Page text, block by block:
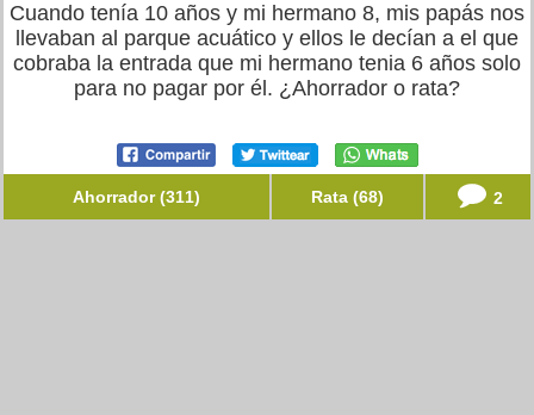
Cuando tenía 10 años y mi hermano 8, mis papás nos
llevaban al parque acuático y ellos le decían a el que
cobraba la entrada que mi hermano tenia 6 años solo
para no pagar por él. ¿Ahorrador o rata?
Ahorrador (311) Rata (68) 2